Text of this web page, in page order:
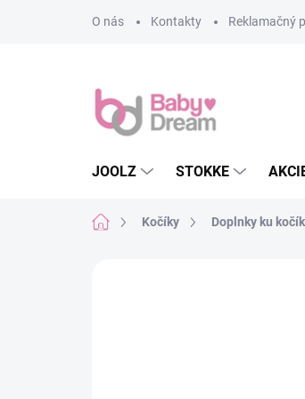
O nás
Kontakty Reklamačný
JOOLZ STOKKE
DomovKočíky Doplnky ku